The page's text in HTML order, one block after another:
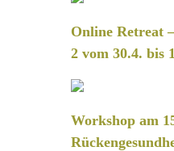
Online Retreat
2 vom 30.4. bis
Workshop am